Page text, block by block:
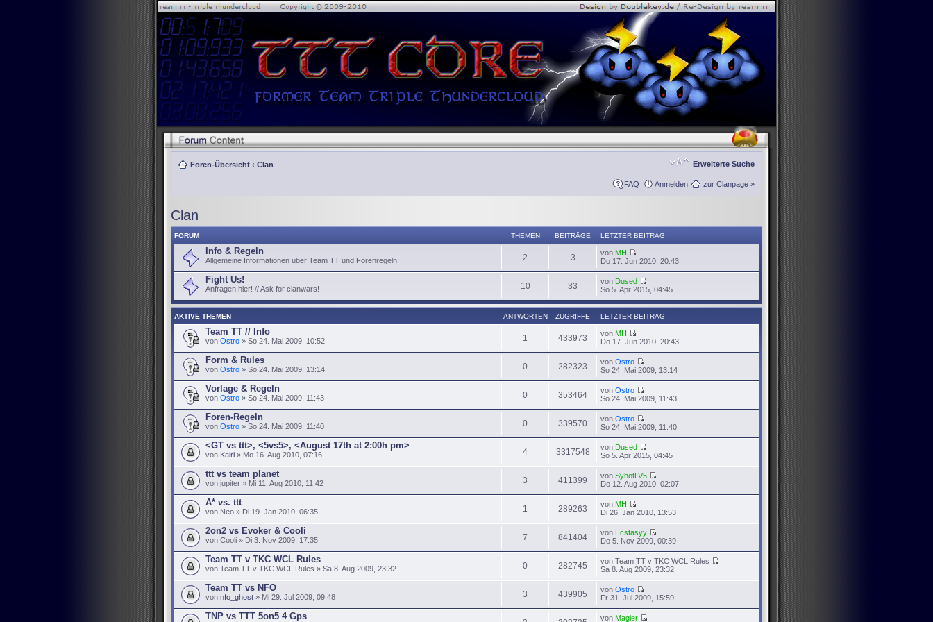
Foren-Übersicht ‹ Clan Erweiterte Suche
FAQ Anmelden zur Clanpage »
Clan
FORUM THEMEN BEITRÄGE LETZTER BEITRAG
Info & Regeln
Allgemeine Informationen über Team TT und Forenregeln 2 3 von MH
Do 17. Jun 2010, 20:43
Fight Us!
Anfragen hier! // Ask for clanwars! 10 33 von Dused
So 5. Apr 2015, 04:45
AKTIVE THEMEN ANTWORTEN ZUGRIFFE LETZTER BEITRAG
Team TT // Info
von Ostro » So 24. Mai 2009, 10:52 1 433973 von MH
Do 17. Jun 2010, 20:43
Form & Rules
von Ostro » So 24. Mai 2009, 13:14 0 282323 von Ostro
So 24. Mai 2009, 13:14
Vorlage & Regeln
von Ostro » So 24. Mai 2009, 11:43 0 353464 von Ostro
So 24. Mai 2009, 11:43
Foren-Regeln
von Ostro » So 24. Mai 2009, 11:40 0 339570 von Ostro
So 24. Mai 2009, 11:40
<GT vs ttt>, <5vs5>, <August 17th at 2:00h pm>
von Kairi » Mo 16. Aug 2010, 07:16 4 3317548 von Dused
So 5. Apr 2015, 04:45
ttt vs team planet
von jupiter » Mi 11. Aug 2010, 11:42 3 411399 von SybotLV5
Do 12. Aug 2010, 02:07
A* vs. ttt
von Neo » Di 19. Jan 2010, 06:35 1 289263 von MH
Di 26. Jan 2010, 13:53
2on2 vs Evoker & Cooli
von Cooli » Di 3. Nov 2009, 17:35 7 841404 von Ecstasyy
Do 5. Nov 2009, 00:39
Team TT v TKC WCL Rules
von Team TT v TKC WCL Rules » Sa 8. Aug 2009, 23:32 0 282745
von Team TT v TKC WCL Rules
Sa 8. Aug 2009, 23:32
Team TT vs NFO
von nfo_ghost » Mi 29. Jul 2009, 09:48 3 439905 von Ostro
Fr 31. Jul 2009, 15:59
TNP vs TTT 5on5 4 Gps von Magier